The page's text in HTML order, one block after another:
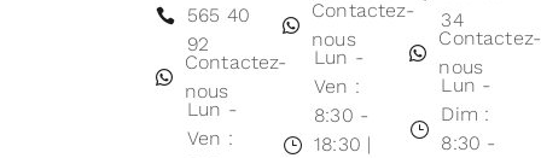
565 40
92
Contactez-
nous
Lun -
Ven :
Contactez-
nous
Lun -
Ven :
8:30 -
18:30 |
34
Contactez-
nous
Lun -
Dim :
8:30 -